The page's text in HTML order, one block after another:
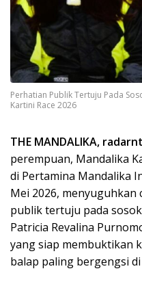
Perhatian Publik Tertuju Pada
Kartini Race 2026
THE MANDALIKA,
perempuan, Mandalika
di Pertamina Mandalika
Mei 2026,
publik tertuju pada
Patricia Revalina
yang siap membuktikan
balap paling bergengsi